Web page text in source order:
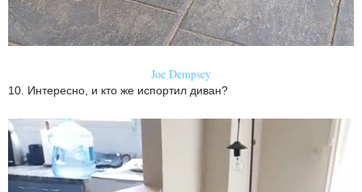
Joe Dempsey
10. Интересно, и кто же испортил диван?